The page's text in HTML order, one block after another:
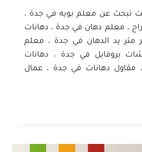
تبحث عن معلم بويه في جدة ،
، معلم دهان في جدة ، دهانات
يد الدهان في جدة ، معلم
بروفايل في جدة ، دهانات
مقاول دهانات في جدة ، عمال